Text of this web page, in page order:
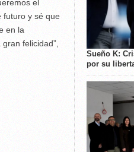
el
futuro y sé que
en la
felicidad”,
Sueño K:
por su